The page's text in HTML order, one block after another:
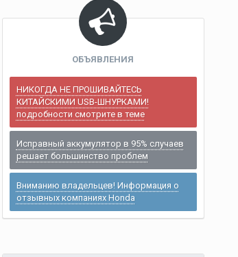
ОБЪЯВЛЕНИЯ
НИКОГДА НЕ ПРОШИВАЙТЕСЬ
КИТАЙСКИМИ USB-ШНУРКАМИ!
подробности смотрите в теме
Исправный аккумулятор в 95% случаев
решает большинство проблем
Вниманию владельцев! Информация о
отзывных компаниях Honda